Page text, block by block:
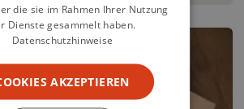
die sie im Rahmen Ihrer Nutzung
Dienste gesammelt haben.
Datenschutzhinweise
AKZEPTIEREN